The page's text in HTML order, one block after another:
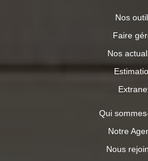
Nos
Faire
Nos
Qui
Notre
Nous